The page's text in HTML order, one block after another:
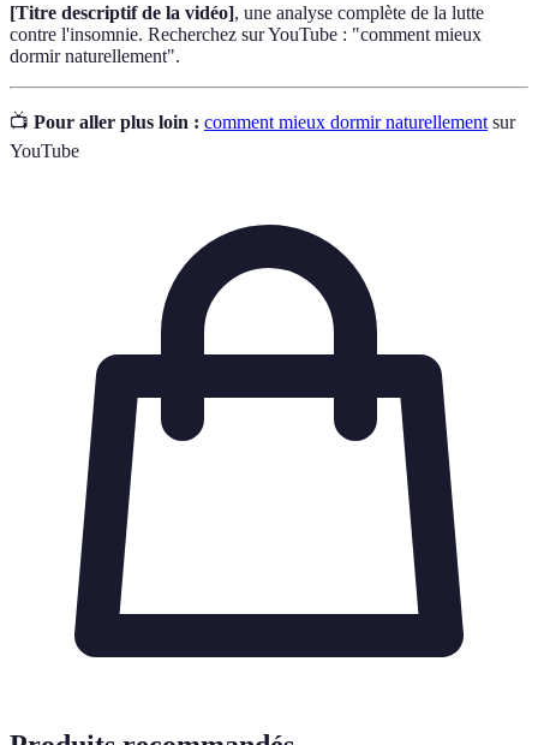
[Titre descriptif de la vidéo], une analyse complète de la lutte
contre l'insomnie. Recherchez sur YouTube : "comment mieux
dormir naturellement".
📺 Pour aller plus loin : comment mieux dormir naturellement sur
YouTube